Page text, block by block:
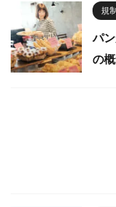
規
パ
の